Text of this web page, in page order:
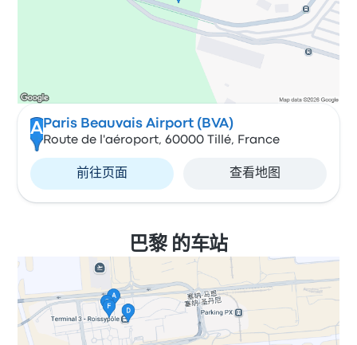
A Paris Beauvais Airport (BVA)
Route de l'aéroport, 60000 Tillé, France
前往页面 查看地图
巴黎 的车站